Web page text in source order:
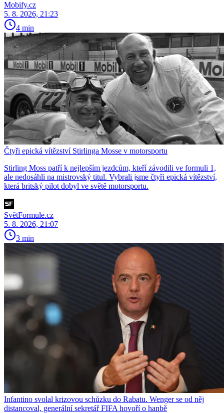
Mobify.cz
5. 8. 2026, 21:23
4 min
Čtyři epická vítězství Stirlinga Mosse v motorsportu
Stirling Moss patří k nejlepším jezdcům, kteří závodili ve formuli 1,
ale nedosáhli na mistrovský titul. Vybrali jsme čtyři epická vítězství,
která britský pilot dobyl ve světě motorsportu.
SvětFormule.cz
5. 8. 2026, 21:07
3 min
Infantino svolal krizovou schůzku do Rabatu. Wenger se od něj
distancoval, generální sekretář FIFA hovoří o hanbě